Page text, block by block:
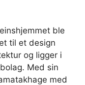
ble
til et design
og ligger i
Med sin
med